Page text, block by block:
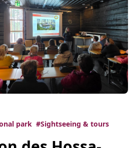
park #Sightseeing & tours